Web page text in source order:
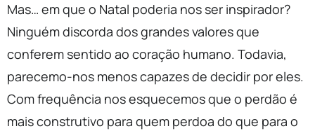
Mas… em que o Natal poderia nos ser inspirador?
Ninguém discorda dos grandes valores que
conferem sentido ao coração humano. Todavia,
parecemo-nos menos capazes de decidir por eles.
Com frequência nos esquecemos que o perdão é
mais construtivo para quem perdoa do que para o